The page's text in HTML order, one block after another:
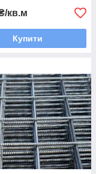
кв.м
Купити